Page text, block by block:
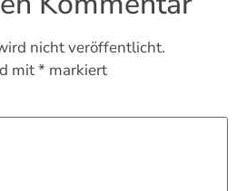
nicht veröffentlicht.
mit* markiert